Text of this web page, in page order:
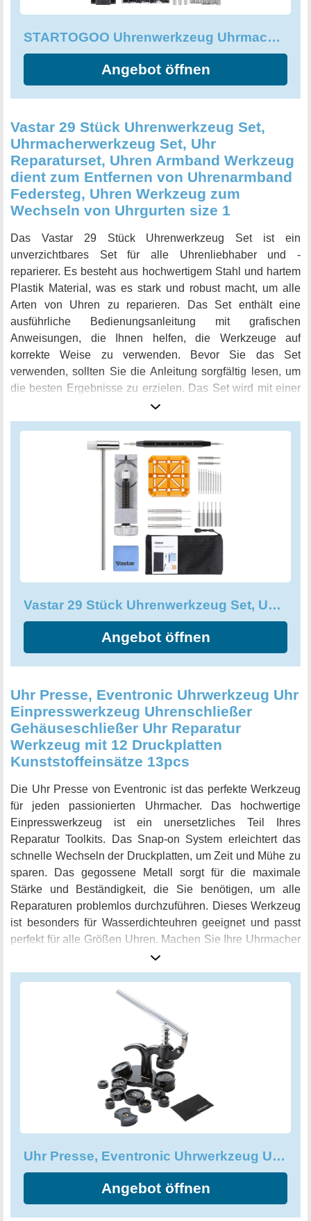
STARTOGOO Uhrenwerkzeug Uhrmacherwerkzeug Set 149 TLG Reparatur
Angebot öffnen
Vastar 29 Stück Uhrenwerkzeug Set,
Uhrmacherwerkzeug Set, Uhr
Reparaturset, Uhren Armband Werkzeug
dient zum Entfernen von Uhrenarmband
Federsteg, Uhren Werkzeug zum
Wechseln von Uhrgurten size 1
Das Vastar 29 Stück Uhrenwerkzeug Set ist ein
unverzichtbares Set für alle Uhrenliebhaber und -
reparierer. Es besteht aus hochwertigem Stahl und hartem
Plastik Material, was es stark und robust macht, um alle
Arten von Uhren zu reparieren. Das Set enthält eine
ausführliche Bedienungsanleitung mit grafischen
Anweisungen, die Ihnen helfen, die Werkzeuge auf
korrekte Weise zu verwenden. Bevor Sie das Set
verwenden, sollten Sie die Anleitung sorgfältig lesen, um
die besten Ergebnisse zu erzielen. Das Set wird mit einer
robusten Aufbewahrungstasche mit Reißverschluss
geliefert, die alle 29 Teile des Sets leicht und organisiert
aufbewahrt. Zu den Werkzeugen gehören ein
Uhrenarmband Link Entferner, 6 Uhrenarmbandfederstifte,
2 Ersatzköpfe für Federstegwerkzeug, ein Doppelkopf
Hammer und ein Uhrenarmband Halter. Zudem sind 3
Lochstempel, ein Reinigungstuch und 10 Federbolzen (2 *
18/19/20/21 / 22mm) enthalten. Das Set bietet Ihnen zwei
Möglichkeiten zum Entfernen des Uhrenarmbands. Sie
können entweder das Uhrenarmband Link Entferner oder
das Doppelhammer, Uhrenarmband Halter und Lochstift
unglaublich einfach zu verwenden und hilft Ihnen dabei,
das Problem des Uhrenarmbands im Handumdrehen zu
lösen. Mit diesem perfekten Uhrenarmband
Entfernungswerkzeug- Kit können Sie die Uhrenarmband
ein unverzichtbares Set für jeden Uhrensammler oder
Uhrmacher und wird sicherlich Ihre Arbeit erleichtern.
Kaufen Sie das Vastar 29 Stück Uhrenwerkzeug Set noch
heute und machen Sie Ihre Uhrenreparatur einfach und
effektiv.
Vastar 29 Stück Uhrenwerkzeug Set, Uhrmacherwerkzeug Set
Angebot öffnen
Uhr Presse, Eventronic Uhrwerkzeug Uhr
Einpresswerkzeug Uhrenschließer
Gehäuseschließer Uhr Reparatur
Werkzeug mit 12 Druckplatten
Kunststoffeinsätze 13pcs
Die Uhr Presse von Eventronic ist das perfekte Werkzeug
für jeden passionierten Uhrmacher. Das hochwertige
Einpresswerkzeug ist ein unersetzliches Teil Ihres
Reparatur Toolkits. Das Snap-on System erleichtert das
schnelle Wechseln der Druckplatten, um Zeit und Mühe zu
sparen. Das gegossene Metall sorgt für die maximale
Stärke und Beständigkeit, die Sie benötigen, um alle
Reparaturen problemlos durchzuführen. Dieses Werkzeug
ist besonders für Wasserdichteuhren geeignet und passt
perfekt für alle Größen Uhren. Machen Sie Ihre Uhrmacher
Reparatur Arbeit jetzt einfacher und präziser mit der Uhr
Presse von Eventronic. Bestellen Sie noch heute und
machen Sie Ihr Reparatur-Toolkit komplett!
Uhr Presse, Eventronic Uhrwerkzeug Uhr Einpresswerkzeug Uhrenschließer
Angebot öffnen